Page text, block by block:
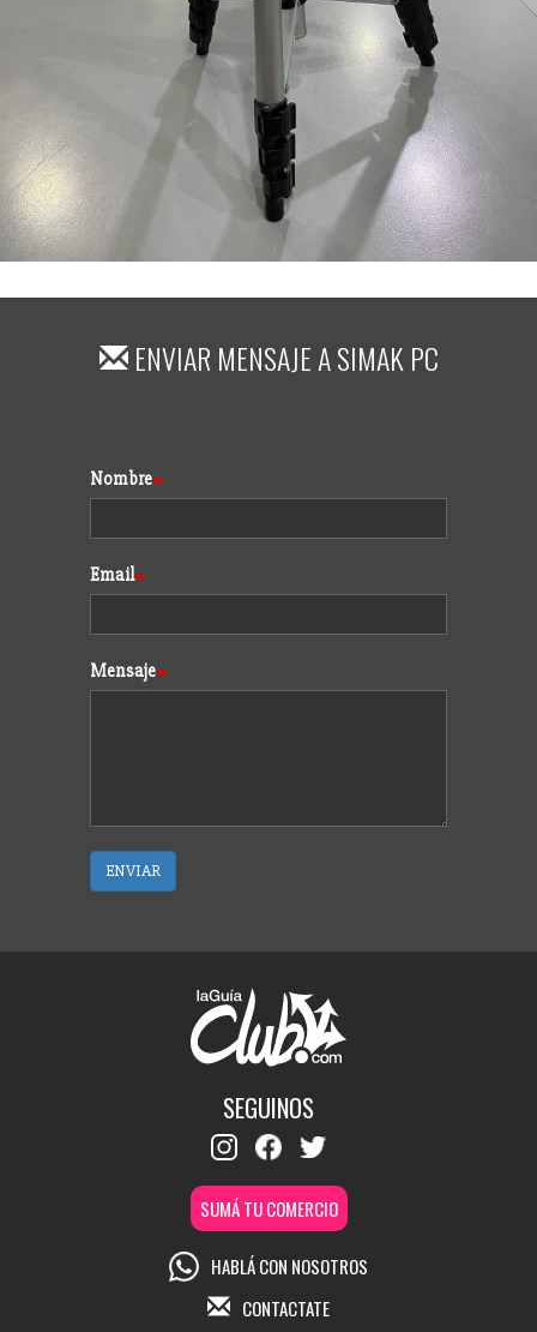
ENVIAR MENSAJE ASIMAK PC
Formulario
Nombre
Email
Mensaje
ENVIAR
SEGUINOS
SUMÁ TU COMERCIO
HABLÁ CON NOSOTROS
CONTACTATE